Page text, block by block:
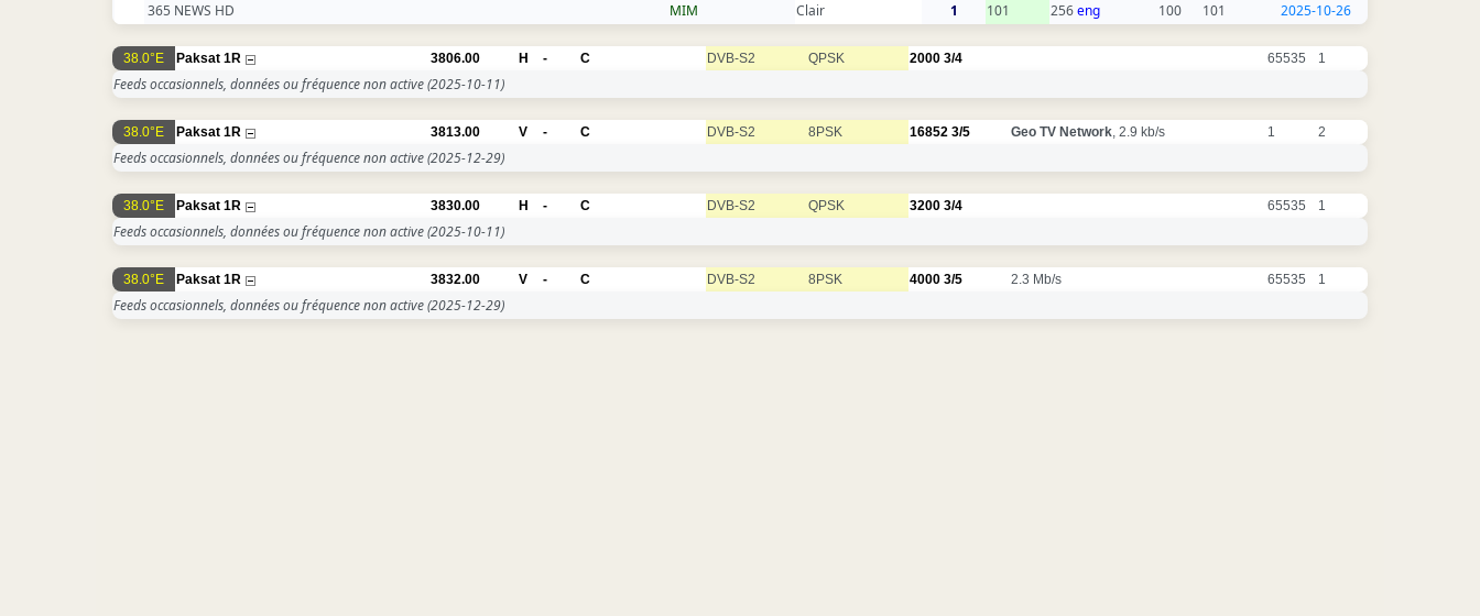
365 NEWS HD
MIM Clair 1 101 256eng 100 101 2025-10-26
38.0°E Paksat 1R 3806.00 H - C DVB-S2 QPSK 2000 3/4 65535 1
Feeds occasionnels, données ou fréquence non active(2025-10-11)
38.0°E Paksat 1R 3813.00 V - C DVB-S2 8PSK 16852 3/5 Geo TV Network, 2.9 kb/s 1 2
Feeds occasionnels, données ou fréquence non active(2025-12-29)
38.0°E Paksat 1R 3830.00 H - C DVB-S2 QPSK 3200 3/4 65535 1
Feeds occasionnels, données ou fréquence non active(2025-10-11)
38.0°E Paksat 1R 3832.00 V - C DVB-S2 8PSK 4000 3/5 2.3 Mb/s 65535 1
Feeds occasionnels, données ou fréquence non active(2025-12-29)